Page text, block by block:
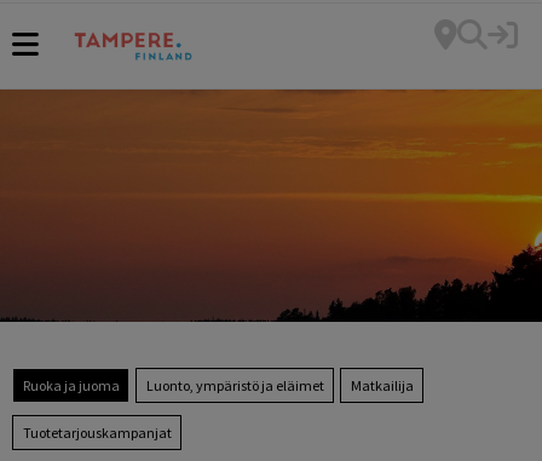
Ruoka ja juoma Luonto, ympäristö ja eläimet Matkailija
Tuotetarjouskampanjat